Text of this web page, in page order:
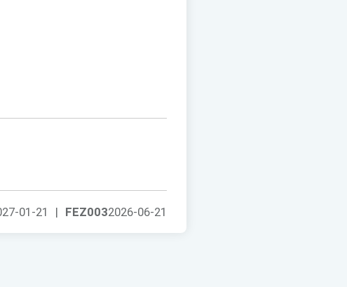
FEZ0032026-06-21
01-21 |